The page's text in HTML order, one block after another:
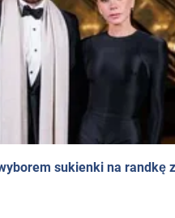
sukienki na randkę